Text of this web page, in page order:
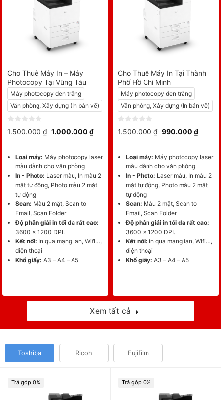
Cho Thuê Máy In – Máy
Photocopy Tại Vũng Tàu
Máy photocopy đen trắng
Văn phòng, Xây dựng (In bản vẽ)
0
out
1.500.000₫ Giá
gốc
1.000.000₫Giá
1.000.000 ₫.
Loại máy: Máy photocopy laser
màu dành cho văn phòng
In - Photo: Laser màu, In màu 2
mặt tự động, Photo màu 2 mặt
tự động
Scan: Màu 2 mặt, Scan to
Email, Scan Folder
Độ phân giải in tối đa rất cao:
3600 x 1200 DPI.
Kết nối: In qua mạng lan, Wifi…,
điện thoại
Khổ giấy: A3 – A4 – A5
Cho Thuê Máy In Tại Thành
Phố Hồ Chí Minh
Máy photocopy đen trắng
Văn phòng, Xây dựng (In bản vẽ)
0
out
1.500.000₫ Giá
gốc
990.000₫Giá
Loại máy: Máy photocopy laser
màu dành cho văn phòng
In - Photo: Laser màu, In màu 2
mặt tự động, Photo màu 2 mặt
tự động
Scan: Màu 2 mặt, Scan to
Email, Scan Folder
Độ phân giải in tối đa rất cao:
3600 x 1200 DPI.
Kết nối: In qua mạng lan, Wifi…,
điện thoại
Khổ giấy: A3 – A4 – A5
Xem tất cả
Toshiba Ricoh Fujifilm
Trả góp 0% Trả góp 0%